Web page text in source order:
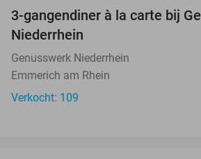
3-gangendiner à la carte bij
Niederrhein
Genusswerk Niederrhein
Emmerich am Rhein
Verkocht: 109